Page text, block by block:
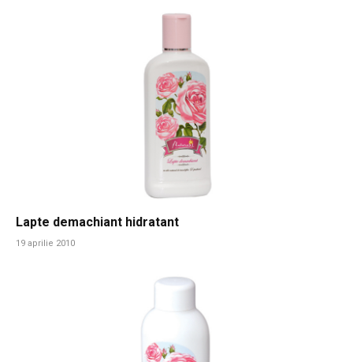
Lapte demachiant hidratant
19 aprilie 2010